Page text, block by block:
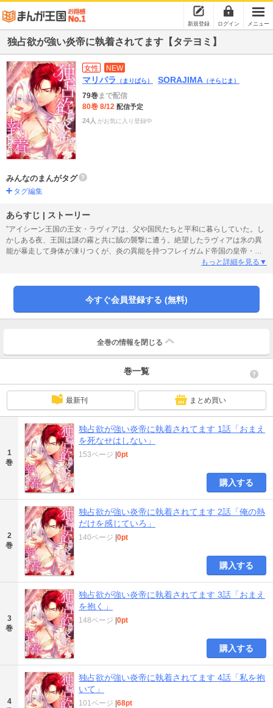
新規登録 ログイン メニュー
独占欲が強い炎帝に執着されてます【タテヨミ】
女性 NEW
マリパラ （まりぱら） SORAJIMA （そらじま）
79巻まで配信
80巻 8/12 配信予定
24人 がお気に入り登録中
みんなのまんがタグ
タグ編集
あらすじ | ストーリー
”アイシーン王国の王女・ラヴィアは、父や国民たちと平和に暮らしていた。し
かしある夜、王国は謎の霧と共に賊の襲撃に遭う。絶望したラヴィアは氷の異
能が暴走して身体が凍りつくが、炎の異能を持つフレイガムド帝国の皇帝・ジ
ークヘルムに助けられた。「私を抱いたままあなたが凍らないことを祈るわ」
を襲撃した犯人は誰なのか。そして、ジークヘルムがラヴィアに執着する理由
とは…？独占欲強めな炎帝×気高き氷の王女の溺愛ロマンスファンタジー。”
もっと詳細を見る▼
今すぐ会員登録する (無料)
全巻の情報を 閉じる
巻一覧
最新刊 まとめ買い
1
巻
独占欲が強い炎帝に執着されてます 1話「おまえ
を死なせはしない」
153ページ |0pt
購入する
2
巻
独占欲が強い炎帝に執着されてます 2話「俺の熱
だけを感じていろ」
140ページ |0pt
購入する
3
巻
独占欲が強い炎帝に執着されてます 3話「おまえ
を抱く」
148ページ |0pt
購入する
4
独占欲が強い炎帝に執着されてます 4話「私を抱
いて」
101ページ |68pt